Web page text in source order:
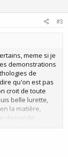
#3
meme si je
demonstrations
de
qu'on est pas
croit de toute
belle lurette,
la matière,
demande